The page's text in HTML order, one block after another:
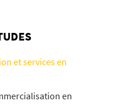
et services en
en